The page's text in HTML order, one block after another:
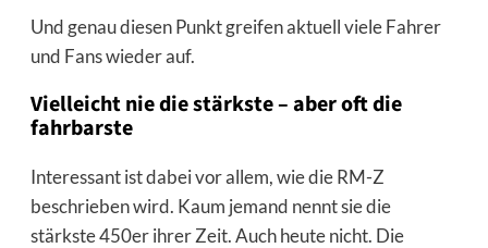
Und genau diesen Punkt greifen aktuell viele Fahrer
und Fans wieder auf.
Vielleicht nie die stärkste – aber oft die
fahrbarste
Interessant ist dabei vor allem, wie die RM-Z
beschrieben wird. Kaum jemand nennt sie die
stärkste 450er ihrer Zeit. Auch heute nicht. Die